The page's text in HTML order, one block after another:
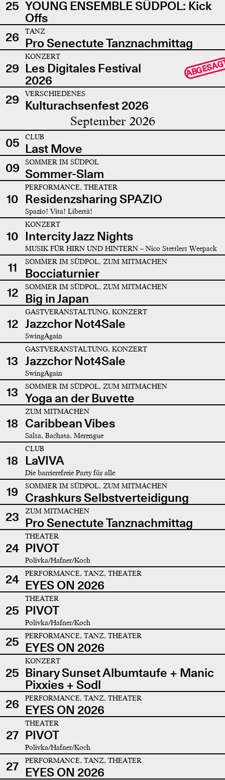
25 YOUNG ENSEMBLE SÜDPOL: Kick
Offs
26
TANZ
Pro Senectute Tanznachmittag
29
KONZERT
Les Digitales Festival
2026
29 VERSCHIEDENES
Kulturachsenfest 2026
September 2026
05 CLUB
Last Move
09
SOMMER IM SÜDPOL
Sommer-Slam
10
PERFORMANCE, THEATER
Residenzsharing SPAZIO
Spazio! Vita! Libertà!
10
KONZERT
Intercity Jazz Nights
MUSIK FÜR HIRN UND HINTERN – Nico Stettlers Weepack
11 SOMMER IM SÜDPOL, ZUM MITMACHEN
Bocciaturnier
12
SOMMER IM SÜDPOL, ZUM MITMACHEN
Big in Japan
12
GASTVERANSTALTUNG, KONZERT
Jazzchor Not4Sale
SwingAgain
13
GASTVERANSTALTUNG, KONZERT
Jazzchor Not4Sale
SwingAgain
13 SOMMER IM SÜDPOL, ZUM MITMACHEN
Yoga an der Buvette
18
ZUM MITMACHEN
Caribbean Vibes
Salsa, Bachata, Merengue
18
CLUB
LaVIVA
Die barrierefreie Party für alle
19 SOMMER IM SÜDPOL, ZUM MITMACHEN
Crashkurs Selbstverteidigung
23
ZUM MITMACHEN
Pro Senectute Tanznachmittag
24
THEATER
PIVOT
Polivka/Hafner/Koch
24 PERFORMANCE, TANZ, THEATER
EYES ON 2026
25
THEATER
PIVOT
Polivka/Hafner/Koch
25 PERFORMANCE, TANZ, THEATER
EYES ON 2026
25
KONZERT
Binary Sunset Albumtaufe + Manic
Pixxies + Sodl
26
PERFORMANCE, TANZ, THEATER
EYES ON 2026
27
THEATER
PIVOT
Polivka/Hafner/Koch
27 PERFORMANCE, TANZ, THEATER
EYES ON 2026